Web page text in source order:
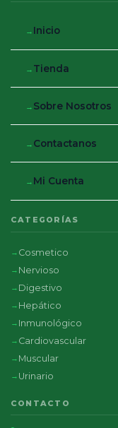
Inicio
Tienda
Sobre Nosotros
Contactanos
Mi Cuenta
CATEGORÍAS
Cosmetico
Nervioso
Digestivo
Hepático
Inmunológico
Cardiovascular
Muscular
Urinario
CONTACTO